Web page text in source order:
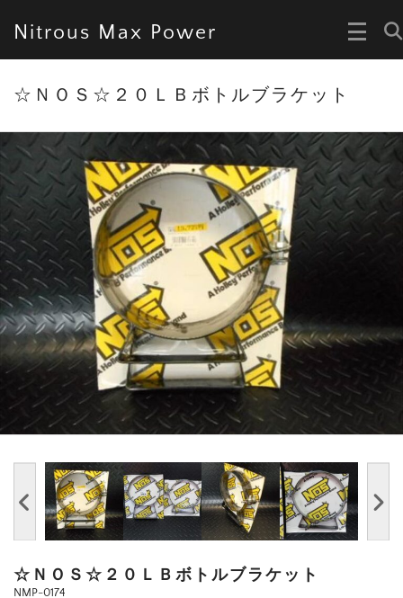
Nitrous Max Power
☆ＮＯＳ☆２０ＬＢボトルブラケット
☆ＮＯＳ☆２０ＬＢボトルブラケット
NMP-0174